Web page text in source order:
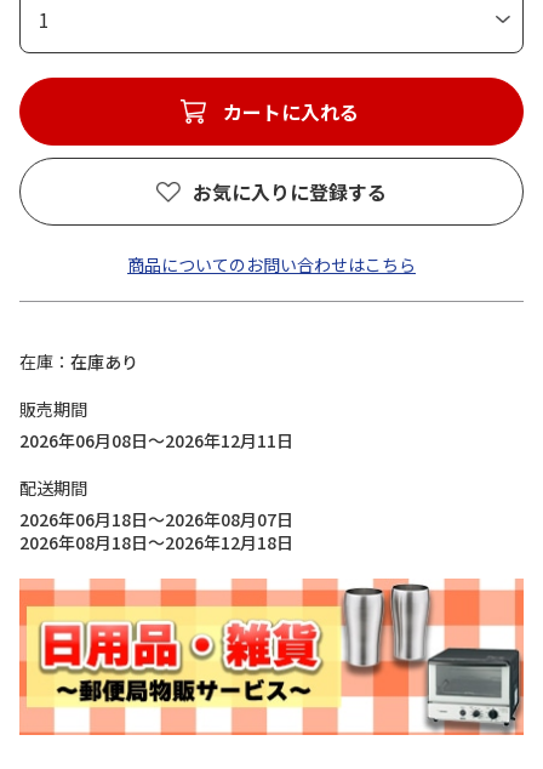
1
カートに入れる
お気に入りに登録する
商品についてのお問い合わせはこちら
在庫
在庫あり
販売期間
2026年06月08日～2026年12月11日
配送期間
2026年06月18日～2026年08月07日
2026年08月18日～2026年12月18日